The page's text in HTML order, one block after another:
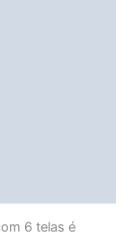
6 telas é